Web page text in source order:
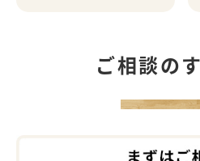
ご相談の